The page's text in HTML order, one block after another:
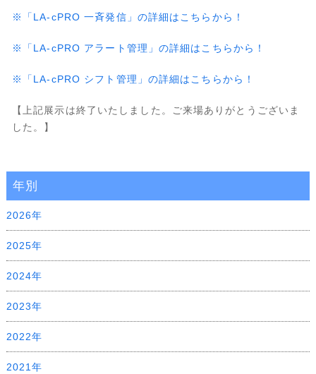
※「LA-cPRO 一斉発信」の詳細はこちらから！
※「LA-cPRO アラート管理」の詳細はこちらから！
※「LA-cPRO シフト管理」の詳細はこちらから！
【上記展示は終了いたしました。ご来場ありがとうございま
した。】
年別
2026年
2025年
2024年
2023年
2022年
2021年